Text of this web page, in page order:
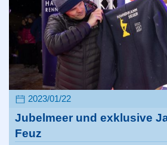
2023/01/22
Jubelmeer und exklusive
Feuz